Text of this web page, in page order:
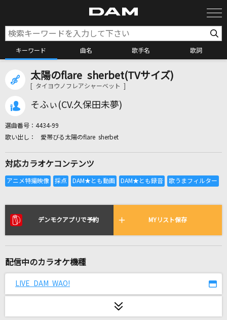
キーワード 曲名 歌手名 歌詞
カラオケ検索
カラオケ店舗検索
全国りれき
秋川雅史
サザンオールスターズ
太陽のflare sherbet(TVサイズ)
[ タイヨウノフレアシャーベット ]
そふぃ(CV.久保田未夢)
選曲番号： 4434-99
愛帯びる太陽のflare sherbet
対応カラオケコンテンツ
デンモクアプリで予約 MYリスト保存
配信中のカラオケ機種
LIVE DAM WAO!